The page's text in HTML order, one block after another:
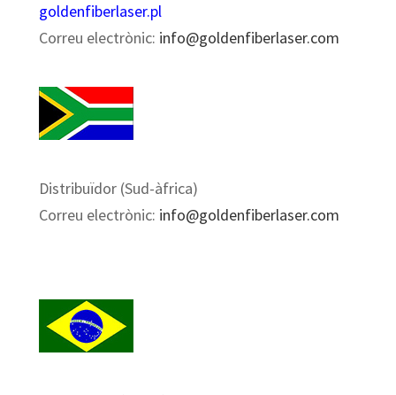
goldenfiberlaser.pl
Correu electrònic: info@goldenfiberlaser.com
Distribuïdor (Sud-àfrica)
Correu electrònic: info@goldenfiberlaser.com